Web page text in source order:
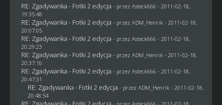
RE: Zgadywanka - Fotki 2 edycja - przez Asteck666 - 2011-02-18,
19:35:48
RE: Zgadywanka - Fotki 2 edycja - przez ADM_Henrik - 2011-02-18,
20:07:05
RE: Zgadywanka - Fotki 2 edycja - przez Asteck666 - 2011-02-18,
20:29:23
RE: Zgadywanka - Fotki 2 edycja - przez ADM_Henrik - 2011-02-18,
20:37:16
RE: Zgadywanka - Fotki 2 edycja - przez Asteck666 - 2011-02-18,
20:47:31
RE: Zgadywanka - Fotki 2 edycja - przez ADM_Henrik - 2011-02-18,
20:48:54